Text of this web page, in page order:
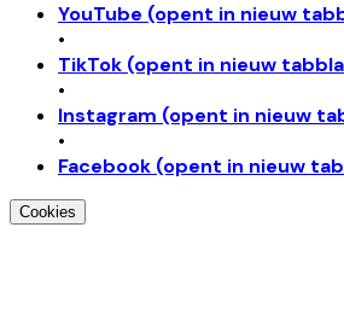
YouTube (opent in nieuw
•
TikTok (opent in nieuw
•
Instagram (opent in nieuw
•
Facebook (opent in nieuw
Cookies